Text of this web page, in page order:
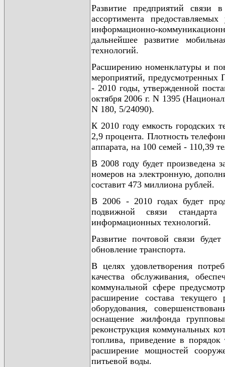
Развитие предприятий связи
ассортимента
информационно-
дальнейшее развитие
технологий.
Расширению номенклатуры и
мероприятий, предусмотренных
- 2010 годы, утвержденной
октября 2006 г. N 1395
N 180, 5/24090).
К 2010 году емкость городских
2,9 процента. Плотность
аппарата, на 100 семей - 110,39
В 2008 году будет произведена
номеров на электронную,
составит 473 миллиона рублей.
В 2006 - 2010 годах будет
подвижной связи
информационных технологий.
Развитие почтовой связи
обновление транспорта.
В целях удовлетворения
качества обслуживания,
коммунальной сфере
расширение состава текущего
оборудования,
оснащение жилфонда
реконструкция коммунальных
топлива, приведение в
расширение мощностей
питьевой воды.